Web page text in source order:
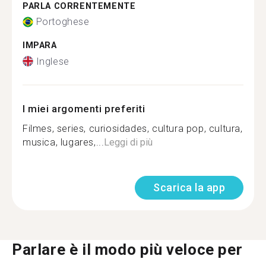
PARLA CORRENTEMENTE
Portoghese
IMPARA
Inglese
I miei argomenti preferiti
Filmes, series, curiosidades, cultura pop, cultura,
musica, lugares,... Leggi di più
Scarica la app
Parlare è il modo più veloce per